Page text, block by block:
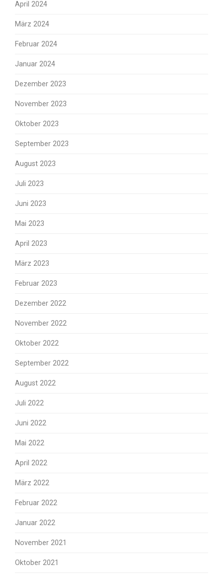
April 2024
März 2024
Februar 2024
Januar 2024
Dezember 2023
November 2023
Oktober 2023
September 2023
August 2023
Juli 2023
Juni 2023
Mai 2023
April 2023
März 2023
Februar 2023
Dezember 2022
November 2022
Oktober 2022
September 2022
August 2022
Juli 2022
Juni 2022
Mai 2022
April 2022
März 2022
Februar 2022
Januar 2022
November 2021
Oktober 2021